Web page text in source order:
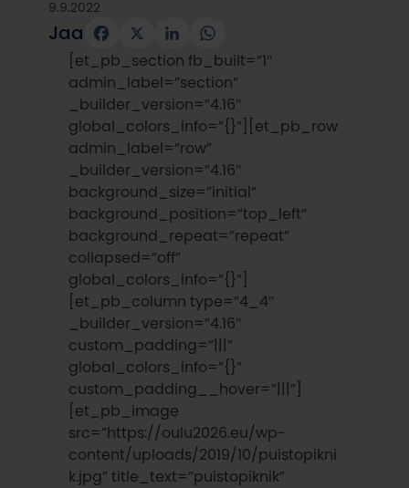
9.9.2022
Jaa Facebook
X LinkedInWhatsApp
[et_pb_section fb_built=”1″
admin_label=”section”
_builder_version=”4.16″
global_colors_info=”{}”][et_pb_row
admin_label=”row”
_builder_version=”4.16″
background_size=”initial”
background_position=”top_left”
background_repeat=”repeat”
collapsed=”off”
global_colors_info=”{}”]
[et_pb_column type=”4_4″
_builder_version=”4.16″
custom_padding=”|||”
global_colors_info=”{}”
custom_padding__hover=”|||”]
[et_pb_image
src=”https://oulu2026.eu/wp-
content/uploads/2019/10/puistopikni
k.jpg” title_text=”puistopiknik”